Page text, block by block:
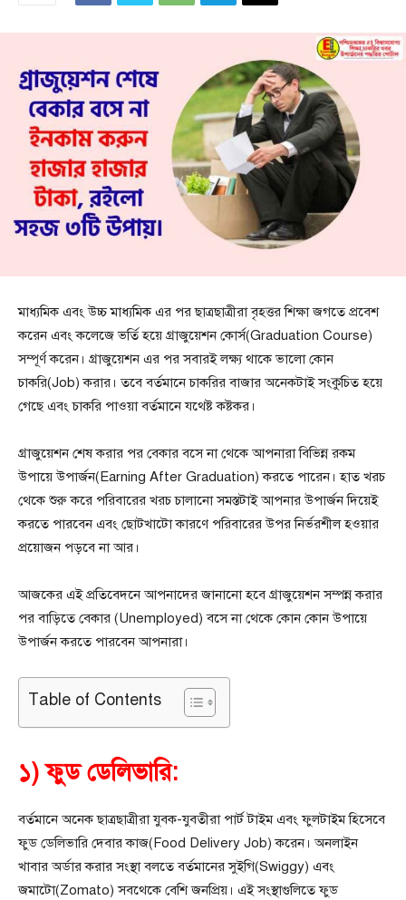
মাধ্যমিক এবং উচ্চ মাধ্যমিক এর পর ছাত্রছাত্রীরা বৃহত্তর শিক্ষা জগতে প্রবেশ
করেন এবং কলেজে ভর্তি হয়ে গ্রাজুয়েশন কোর্স(Graduation Course)
সম্পূর্ণ করেন। গ্রাজুয়েশন এর পর সবারই লক্ষ্য থাকে ভালো কোন
চাকরি(Job) করার। তবে বর্তমানে চাকরির বাজার অনেকটাই সংকুচিত হয়ে
গেছে এবং চাকরি পাওয়া বর্তমানে যথেষ্ট কষ্টকর।
গ্রাজুয়েশন শেষ করার পর বেকার বসে না থেকে আপনারা বিভিন্ন রকম
উপায়ে উপার্জন(Earning After Graduation) করতে পারেন। হাত খরচ
থেকে শুরু করে পরিবারের খরচ চালানো সমস্তটাই আপনার উপার্জন দিয়েই
করতে পারবেন এবং ছোটখাটো কারণে পরিবারের উপর নির্ভরশীল হওয়ার
প্রয়োজন পড়বে না আর।
আজকের এই প্রতিবেদনে আপনাদের জানানো হবে গ্রাজুয়েশন সম্পন্ন করার
পর বাড়িতে বেকার (Unemployed) বসে না থেকে কোন কোন উপায়ে
উপার্জন করতে পারবেন আপনারা।
Table of Contents
১) ফুড ডেলিভারি:
বর্তমানে অনেক ছাত্রছাত্রীরা যুবক-যুবতীরা পার্ট টাইম এবং ফুলটাইম হিসেবে
ফুড ডেলিভারি দেবার কাজ(Food Delivery Job) করেন। অনলাইন
খাবার অর্ডার করার সংস্থা বলতে বর্তমানের সুইগি(Swiggy) এবং
জমাটো(Zomato) সবথেকে বেশি জনপ্রিয়। এই সংস্থাগুলিতে ফুড